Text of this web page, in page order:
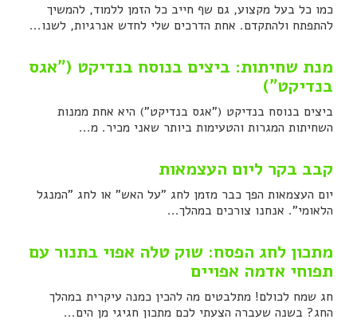
כמו כל בעל מקצוע, גם שף חייב כל הזמן ללמוד, להמשיך
להתפתח ולהתקדם. אחת הדרכים שלי לחדש אנרגיות, לשנו...
מנת שחיתות: ביצים בנוסח בנדיקט ("אגס
בנדיקט")
ביצים בנוסח בנדיקט ("אגס בנדיקט") היא אחת ממנות
השחיתות המגרות והטעימות ביותר שאני מכיר. מ...
קבב בקר ליום העצמאות
יום העצמאות הפך כבר מזמן לחג "על האש" או לחג "המנגל
הלאומי". אנחנו צורכים במהלך...
מתכון לחג הפסח: שוק טלה אפוי בתנור עם
תפוחי אדמה אפויים
חג שמח לכולם! מתלבטים מה להכין כמנה עיקרית במהלך
החג? בשנה שעברה הצעתי לכם מתכון חגיגי מן הים...